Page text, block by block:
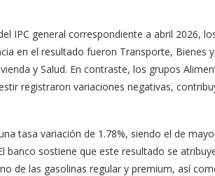
IPC general correspondiente a abril 2026,
en el resultado fueron Transporte, Bienes
y Salud. En contraste, los grupos
registraron variaciones negativas,
tasa variación de 1.78%, siendo el de
banco sostiene que este resultado se
de las gasolinas regular y premium, así